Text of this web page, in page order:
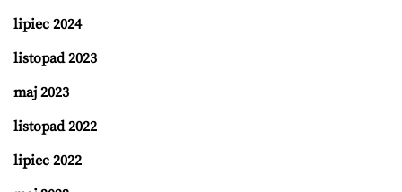
lipiec 2024
listopad 2023
maj 2023
listopad 2022
lipiec 2022